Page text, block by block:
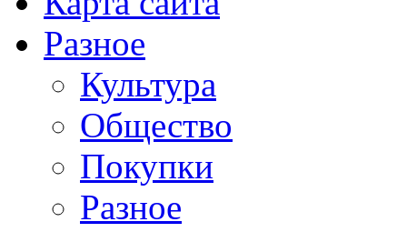
Разное
Культура
Общество
Покупки
Разное